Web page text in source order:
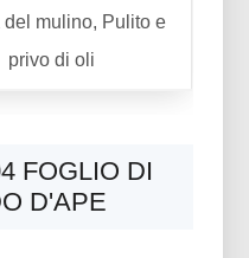
del mulino, Pulito e
privo di oli
FOGLIO DI
D'APE